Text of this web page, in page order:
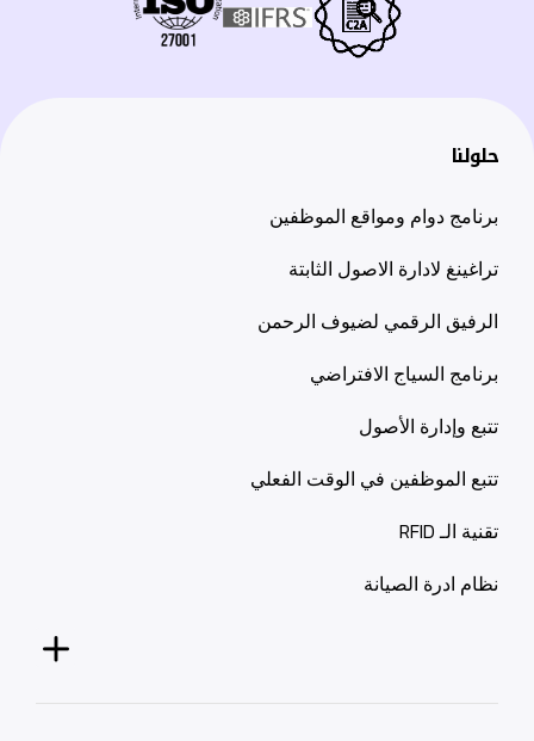
حلولنا
برنامج دوام ومواقع الموظفين
تراغينغ لادارة الاصول الثابتة
الرفيق الرقمي لضيوف الرحمن
برنامج السياج الافتراضي
تتبع وإدارة الأصول
تتبع الموظفين في الوقت الفعلي
تقنية الـ RFID
نظام ادرة الصيانة